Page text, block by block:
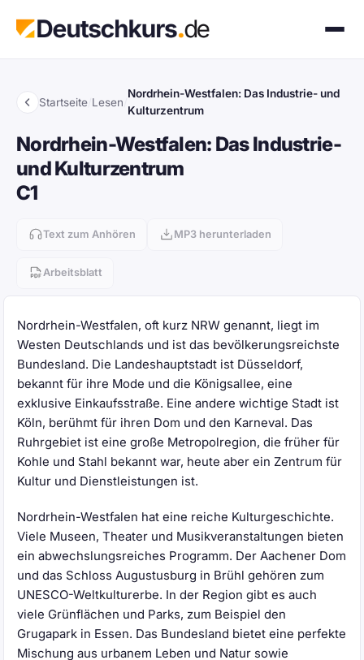
Startseite Lesen
Nordrhein-Westfalen: Das Industrie- und
Kulturzentrum
Nordrhein-Westfalen: Das Industrie-
und Kulturzentrum
C1
Text zum Anhören MP3 herunterladen
Arbeitsblatt
Nordrhein-Westfalen, oft kurz NRW genannt, liegt im
Westen Deutschlands und ist das bevölkerungsreichste
Bundesland. Die Landeshauptstadt ist Düsseldorf,
bekannt für ihre Mode und die Königsallee, eine
exklusive Einkaufsstraße. Eine andere wichtige Stadt ist
Köln, berühmt für ihren Dom und den Karneval. Das
Ruhrgebiet ist eine große Metropolregion, die früher für
Kohle und Stahl bekannt war, heute aber ein Zentrum für
Kultur und Dienstleistungen ist.
Nordrhein-Westfalen hat eine reiche Kulturgeschichte.
Viele Museen, Theater und Musikveranstaltungen bieten
ein abwechslungsreiches Programm. Der Aachener Dom
und das Schloss Augustusburg in Brühl gehören zum
UNESCO-Weltkulturerbe. In der Region gibt es auch
viele Grünflächen und Parks, zum Beispiel den
Grugapark in Essen. Das Bundesland bietet eine perfekte
Mischung aus urbanem Leben und Natur sowie